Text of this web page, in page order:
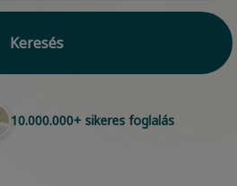
Keresés
10.000.000+ sikeres foglalás